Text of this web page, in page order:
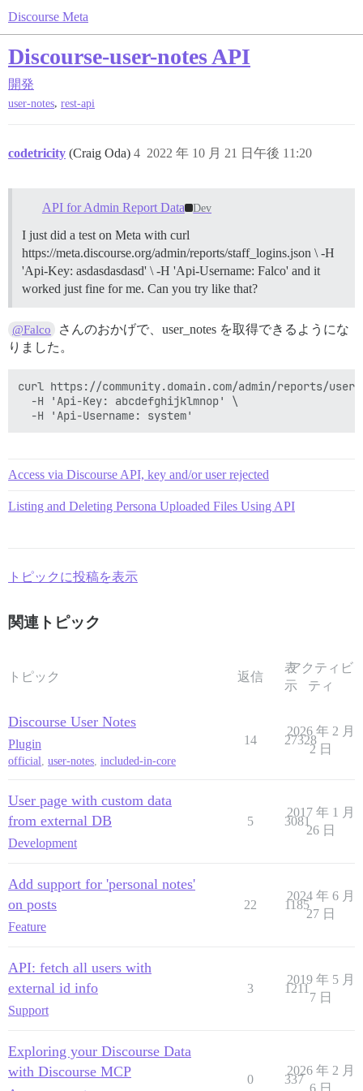
Discourse Meta
Discourse-user-notes API
開発
user-notes, rest-api
codetricity (Craig Oda) 2022 年 10 月 21 日午後 11:20
4
API for Admin Report Data Dev
I just did a test on Meta with curl
https://meta.discourse.org/admin/reports/staff_logins.json \ -H
'Api-Key: asdasdasdasd' \ -H 'Api-Username: Falco' and it
worked just fine for me. Can you try like that?
@Falco
さんのおかげで、user_notes を取得できるようにな
りました。
curl https://community.domain.com/admin/reports/
  -H 'Api-Key: abcdefghijklmnop' \
Access via Discourse API, key and/or user rejected
Listing and Deleting Persona Uploaded Files Using API
トピックに投稿を表示
関連トピック
トピック 返信
表
示
アクティビ
ティ
Discourse User Notes
Plugin
official, user-notes, included-in-core
14 27328
2026 年 2 月
2 日
User page with custom data
from external DB
Development
5 3081
2017 年 1 月
26 日
Add support for 'personal notes'
on posts
Feature
22 1185
2024 年 6 月
27 日
API: fetch all users with
external id info
Support
3 1211
2019 年 5 月
7 日
Exploring your Discourse Data
with Discourse MCP
0 337
2026 年 2 月